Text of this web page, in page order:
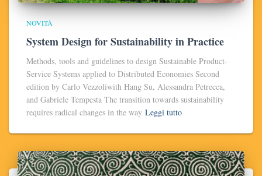
NOVITÀ
System Design for Sustainability in Practice
Methods, tools and guidelines to design Sustainable Product-
Service Systems applied to Distributed Economies Second
edition by Carlo Vezzoliwith Hang Su, Alessandra Petrecca,
and Gabriele Tempesta The transition towards sustainability
requires radical changes in the way Leggi tutto